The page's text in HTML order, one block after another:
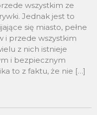
wszystkim ze
Jednak jest to
się miasto, pełne
i przede wszystkim
z nich istnieje
i bezpiecznym
to z faktu, że nie […]